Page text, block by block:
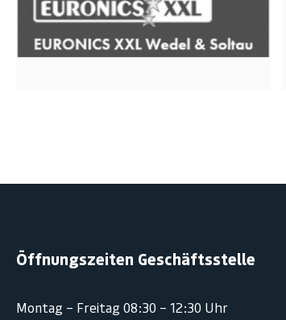
Öffnungszeiten Geschäftsstelle
Montag – Freitag 08:30 – 12:30 Uhr